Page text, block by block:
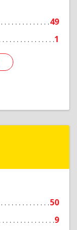
49
1
Подробнее
50
9
Подробнее